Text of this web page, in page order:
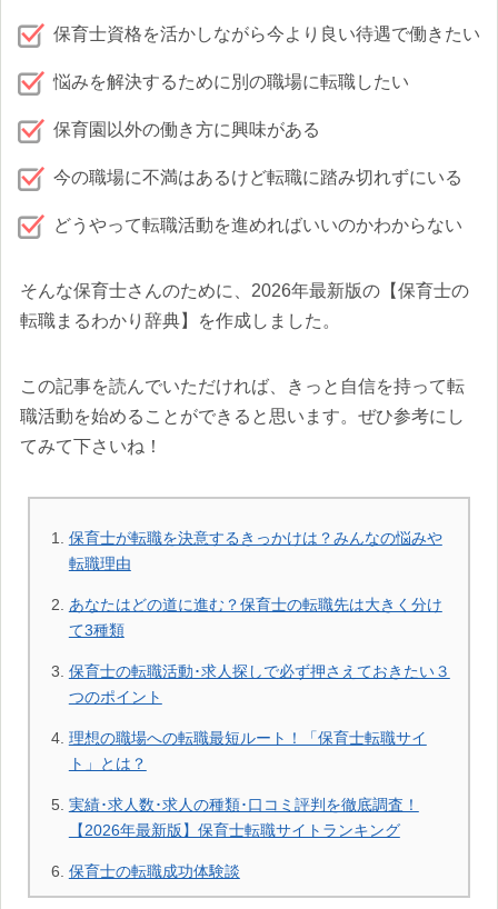
保育士資格を活かしながら今より良い待遇で働きたい
悩みを解決するために別の職場に転職したい
保育園以外の働き方に興味がある
今の職場に不満はあるけど転職に踏み切れずにいる
どうやって転職活動を進めればいいのかわからない
そんな保育士さんのために、2026年最新版の【保育士の
転職まるわかり辞典】を作成しました。
この記事を読んでいただければ、きっと自信を持って転
職活動を始めることができると思います。ぜひ参考にし
てみて下さいね！
保育士が転職を決意するきっかけは？みんなの悩みや
転職理由
あなたはどの道に進む？保育士の転職先は大きく分け
て3種類
保育士の転職活動･求人探しで必ず押さえておきたい３
つのポイント
理想の職場への転職最短ルート！「保育士転職サイ
ト」とは？
実績･求人数･求人の種類･口コミ評判を徹底調査！
【2026年最新版】保育士転職サイトランキング
保育士の転職成功体験談